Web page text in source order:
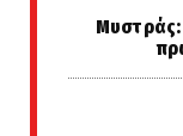
Μυστράς: